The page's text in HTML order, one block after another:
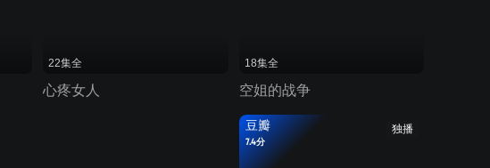
22集全
心疼女人
18集全
空姐的战争
独播
豆瓣
7.4分